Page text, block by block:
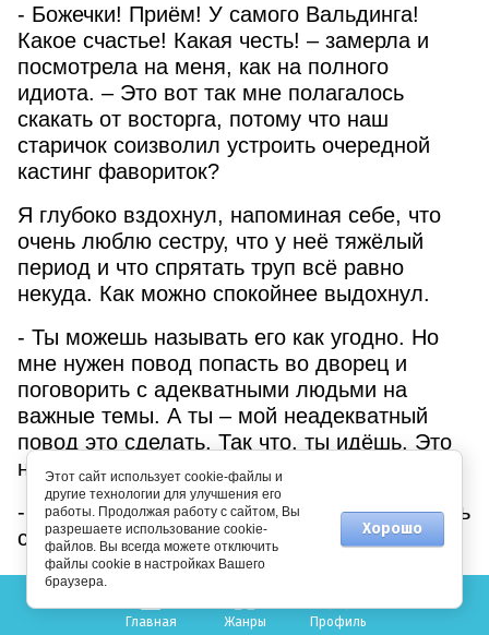
- Божечки! Приём! У самого Вальдинга!
Какое счастье! Какая честь! – замерла и
посмотрела на меня, как на полного
идиота. – Это вот так мне полагалось
скакать от восторга, потому что наш
старичок соизволил устроить очередной
кастинг фавориток?
Я глубоко вздохнул, напоминая себе, что
очень люблю сестру, что у неё тяжёлый
период и что спрятать труп всё равно
некуда. Как можно спокойнее выдохнул.
- Ты можешь называть его как угодно. Но
мне нужен повод попасть во дворец и
поговорить с адекватными людьми на
важные темы. А ты – мой неадекватный
повод это сделать. Так что, ты идёшь. Это
не обсуждается.
- Или ты запрёшь меня в комнате и лишишь
сладкого?
- Или я буду сопровождать тебя постоянно,
всеми силами нервировать и не давать
Главная Жанры Профиль
Этот сайт использует cookie-файлы и
другие технологии для улучшения его
работы. Продолжая работу с сайтом, Вы
разрешаете использование cookie-
файлов. Вы всегда можете отключить
файлы cookie в настройках Вашего
браузера.
Хорошо